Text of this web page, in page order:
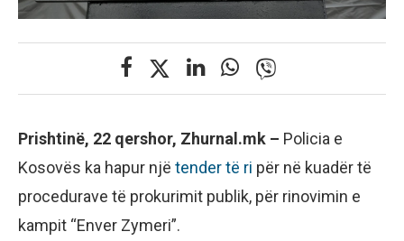
Prishtinë, 22 qershor, Zhurnal.mk – Policia e
Kosovës ka hapur një tender të ri për në kuadër të
procedurave të prokurimit publik, për rinovimin e
kampit “Enver Zymeri”.